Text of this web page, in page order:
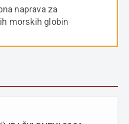
naprava za
morskih globin